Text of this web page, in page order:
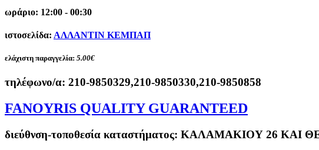
ωράριο: 12:00 - 00:30
ιστοσελίδα: ΑΛΛΑΝΤΙΝ ΚΕΜΠΑΠ
ελάχιστη παραγγελία: 5.00€
τηλέφωνο/α: 210-9850329,210-9850330,210-9850858
FANOYRIS QUALITY GUARANTEED
διεύθνση-τοποθεσία καταστήματος: ΚΑΛΑΜΑΚΙΟΥ 26 ΚΑΙ